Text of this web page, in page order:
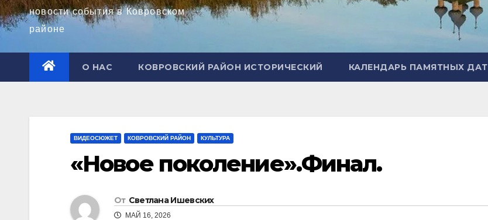
новости события в Ковровском
районе
О НАС КОВРОВСКИЙ РАЙОН ИСТОРИЧЕСКИЙ КАЛЕНДАРЬ ПАМЯТНЫХ ДАТ
ВИДЕОСЮЖЕТ КОВРОВСКИЙ РАЙОН КУЛЬТУРА
«Новое поколение».Финал.
От Светлана Ишевских
МАЙ 16, 2026